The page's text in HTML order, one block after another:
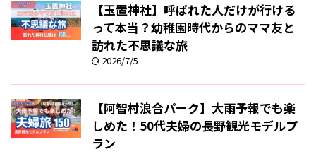
【玉置神社】呼ばれた人だけが行ける
って本当？幼稚園時代からのママ友と
訪れた不思議な旅
2026/7/5
【阿智村浪合パーク】大雨予報でも楽
しめた！50代夫婦の長野観光モデルプ
ラン